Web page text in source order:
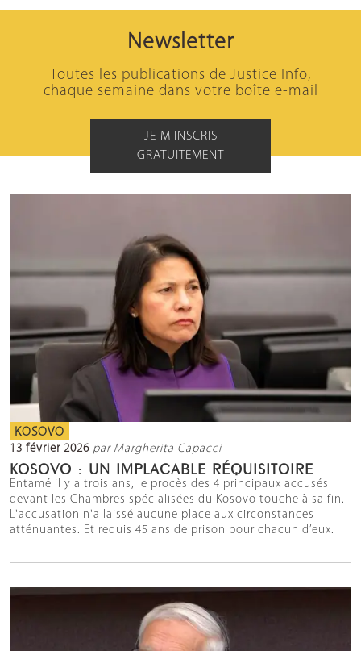
Newsletter
Toutes les publications de Justice Info,
chaque semaine dans votre boîte e-mail
JE M'INSCRIS
GRATUITEMENT
KOSOVO
13 février 2026 par Margherita Capacci
KOSOVO : UN IMPLACABLE RÉQUISITOIRE
Entamé il y a trois ans, le procès des 4 principaux accusés
devant les Chambres spécialisées du Kosovo touche à sa fin.
L'accusation n'a laissé aucune place aux circonstances
atténuantes. Et requis 45 ans de prison pour chacun d’eux.